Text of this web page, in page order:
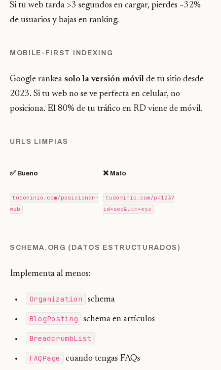
Si tu web tarda >3 segundos en cargar, pierdes ~32%
de usuarios y bajas en ranking.
MOBILE-FIRST INDEXING
Google rankea solo la versión móvil de tu sitio desde
2023. Si tu web no se ve perfecta en celular, no
posiciona. El 80% de tu tráfico en RD viene de móvil.
URLS LIMPIAS
✅ Bueno ❌ Malo
tudominio.com/posicionar-
web
tudominio.com/p=123?
id=seo&utm=xyz
SCHEMA.ORG (DATOS ESTRUCTURADOS)
Implementa al menos:
Organization schema
BlogPosting schema en artículos
BreadcrumbList
FAQPage cuando tengas FAQs